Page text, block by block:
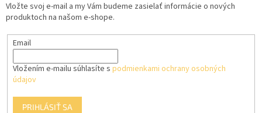
Vložte svoj e-mail a my Vám budeme zasielať informácie o nových
produktoch na našom e-shope.
Email
Vložením e-mailu súhlasíte s podmienkami ochrany osobných
údajov
PRIHLÁSIŤ SA